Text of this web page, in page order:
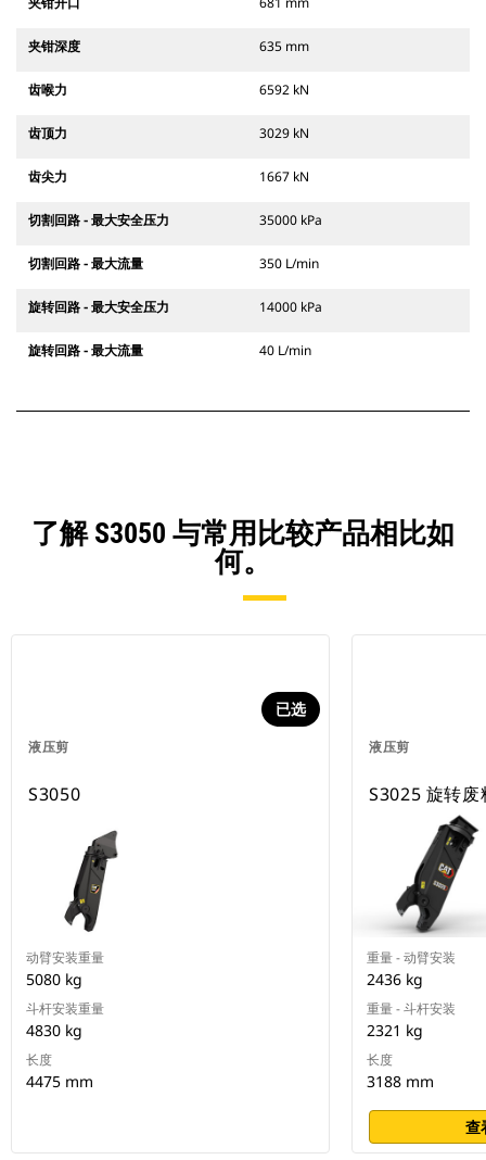
夹钳深度 635 mm
齿喉力 6592 kN
齿顶力 3029 kN
齿尖力 1667 kN
切割回路 - 最大安全压力 35000 kPa
切割回路 - 最大流量 350 L/min
旋转回路 - 最大安全压力 14000 kPa
旋转回路 - 最大流量 40 L/min
了解 S3050 与常用比较产品相比如
何。
液压剪
已选
S3050
动臂安装重量
5080 kg
斗杆安装重量
4830 kg
长度
4475 mm
液压剪
S3025 旋转
重量 - 动臂安装
2436 kg
重量 - 斗杆安装
2321 kg
长度
3188 mm
查